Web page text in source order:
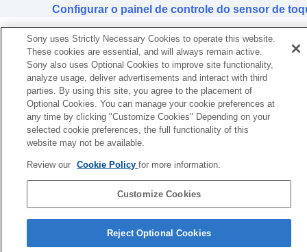
Alterar oAjuste de operação de [Controle
Alterar o serviço atribuído ao Quick Access
Alterar a configuração de prioridade da
conexãoBLUETOOTH (LE Audio ) (Qualidade
da conexão LE Audio)
Habilitar o controle de fones de ouvido
através do movimento de sim e não com a
cabeça (Gestos de cabeça)
Configurar uma conexão LE Audiopara os
fones de ouvido
Determinar o tamanho ideal das pontas
auriculares
Configurando a energia para desligar
automaticamente (Desligamento Automático)
Pausar a reprodução da música quando os
fones de ouvido são retirados (Pausa quando
Configurar o painel de controle do sensor de
Página de seleção de idioma
4-730-255-66(1)
Sony uses Strictly Necessary Cookies to operate this website.
These cookies are essential, and will always remain active.
Sony also uses Optional Cookies to improve site functionality,
analyze usage, deliver advertisements and interact with third
parties. By using this site, you agree to the placement of
Optional Cookies. You can manage your cookie preferences at
any time by clicking "Customize Cookies" Depending on your
selected cookie preferences, the full functionality of this
website may not be available.
Review our Cookie Policyfor more information.
Customize Cookies
Reject Optional Cookies